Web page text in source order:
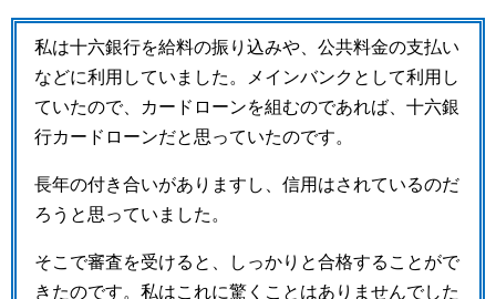
私は十六銀行を給料の振り込みや、公共料金の支払い
などに利用していました。メインバンクとして利用し
ていたので、カードローンを組むのであれば、十六銀
行カードローンだと思っていたのです。
長年の付き合いがありますし、信用はされているのだ
ろうと思っていました。
そこで審査を受けると、しっかりと合格することがで
きたのです。私はこれに驚くことはありませんでした